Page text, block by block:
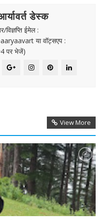
डेस्क
ईमेल :
या वॉट्सएप :
पर भेजें)
View More